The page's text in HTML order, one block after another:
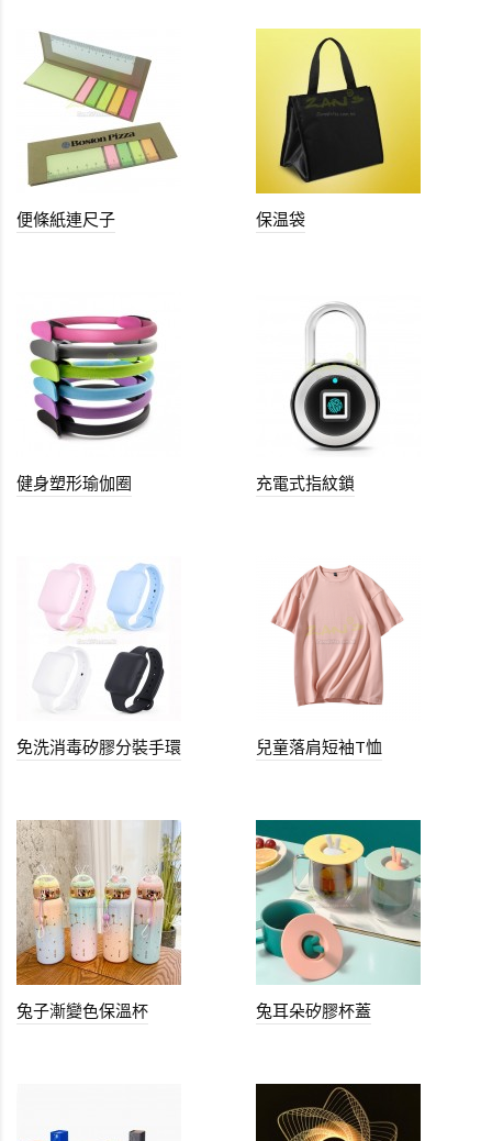
便條紙連尺子 保温袋
健身塑形瑜伽圈 充電式指紋鎖
免洗消毒矽膠分裝手環 兒童落肩短袖T恤
兔子漸變色保溫杯 兔耳朵矽膠杯蓋